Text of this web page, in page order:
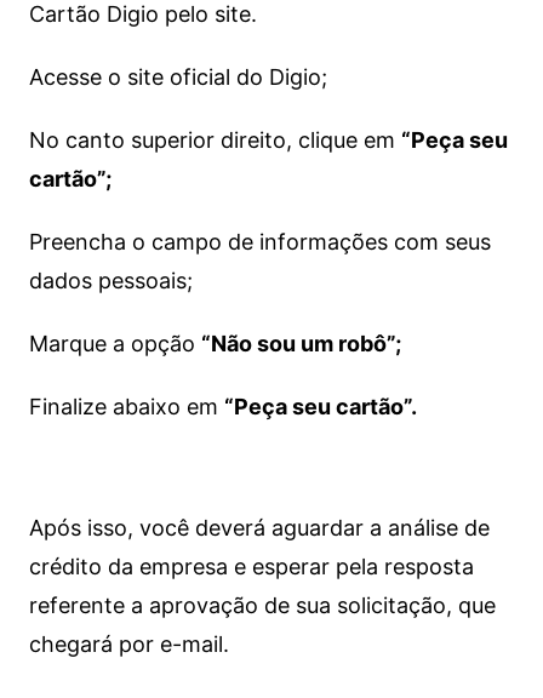
Cartão Digio pelo site.
Acesse o site oficial do Digio;
No canto superior direito, clique em “Peça seu
cartão”;
Preencha o campo de informações com seus
dados pessoais;
Marque a opção “Não sou um robô”;
Finalize abaixo em “Peça seu cartão”.
Após isso, você deverá aguardar a análise de
crédito da empresa e esperar pela resposta
referente a aprovação de sua solicitação, que
chegará por e-mail.